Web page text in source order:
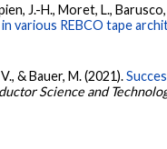
J.-H., Moret, L., Barusco,
various REBCO tape
& Bauer, M. (2021).
Science and